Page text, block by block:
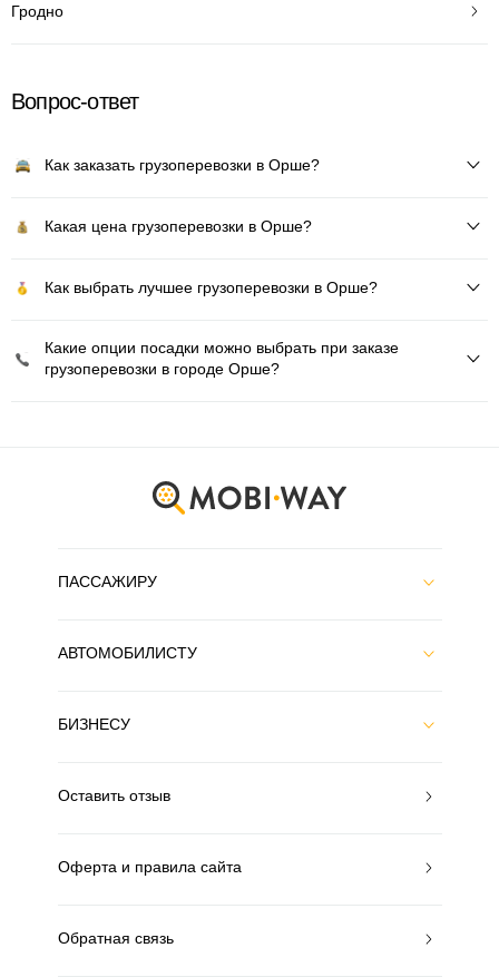
Гродно
Вопрос-ответ
Как заказать грузоперевозки в Орше?
Какая цена грузоперевозки в Орше?
Как выбрать лучшее грузоперевозки в Орше?
Какие опции посадки можно выбрать при заказе
грузоперевозки в городе Орше?
ПАССАЖИРУ
АВТОМОБИЛИСТУ
БИЗНЕСУ
Оставить отзыв
Оферта и правила сайта
Обратная связь